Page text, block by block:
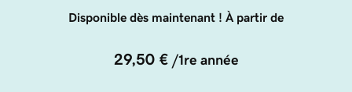
Disponible dès maintenant ! À partir de
29,50 € /1re année